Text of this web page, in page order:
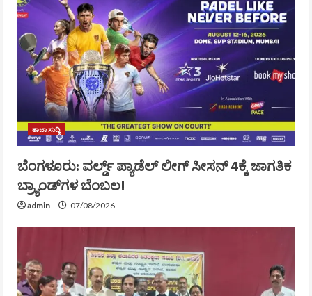
ತಾಜಾ ಸುದ್ದಿ
ಬೆಂಗಳೂರು: ವರ್ಲ್ಡ್ ಪ್ಯಾಡೆಲ್ ಲೀಗ್ ಸೀಸನ್ 4ಕ್ಕೆ ಜಾಗತಿಕ
ಬ್ರ್ಯಾಂಡ್‌ಗಳ ಬೆಂಬಲ!
admin 07/08/2026